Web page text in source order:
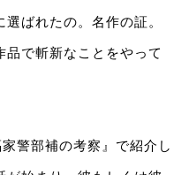
ばれたの。名作の証。
品で斬新なことをやって
警部補の考察』で紹介し